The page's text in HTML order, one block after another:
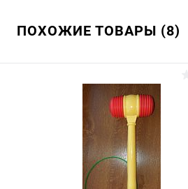
ПОХОЖИЕ ТОВАРЫ (8)